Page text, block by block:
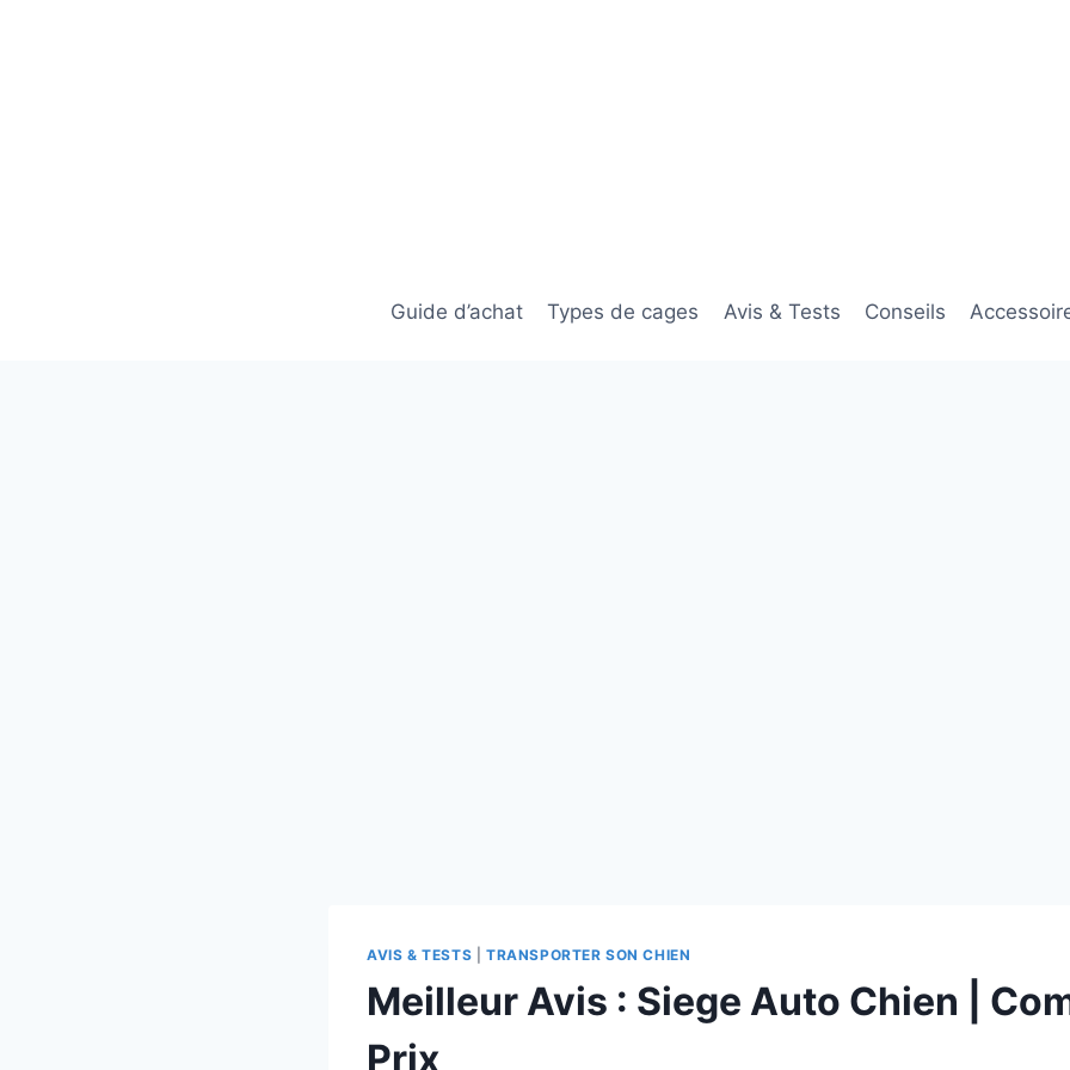
Guide d’achat Types de cages Avis & Tests Conseils
AVIS & TESTS TRANSPORTER SON CHIEN
Meilleur Avis : Siege Auto Chien |
Prix